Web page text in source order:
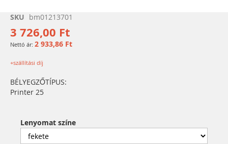
Ugrás
képgaléria
elejére
SKU bm01213701
3 726,00 Ft
2 933,86 Ft
+szállítási díj
BÉLYEGZŐTÍPUS:
Printer 25
Lenyomat színe